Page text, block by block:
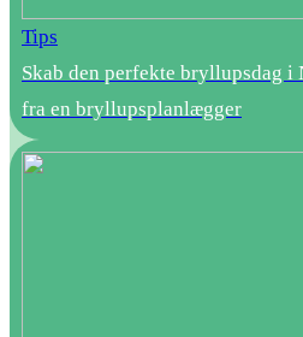
Tips
Skab den perfekte bryllupsdag
fra en bryllupsplanlægger